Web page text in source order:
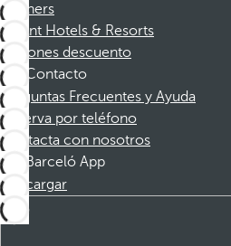
Partners
Dorint Hotels & Resorts
Cupones descuento
Contacto
Preguntas Frecuentes y Ayuda
Reserva por teléfono
Contacta con nosotros
Barceló App
Descargar